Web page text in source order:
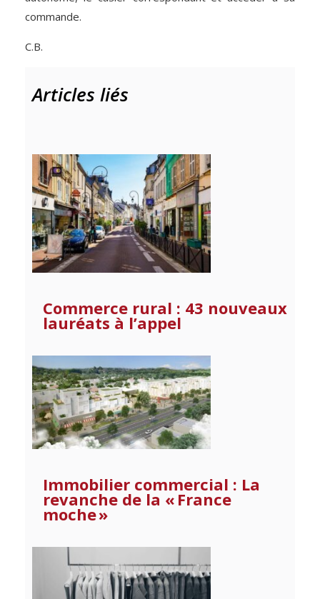
commande.
C.B.
Articles liés
Commerce rural : 43 nouveaux
lauréats à l’appel
Immobilier commercial : La
revanche de la « France
moche »